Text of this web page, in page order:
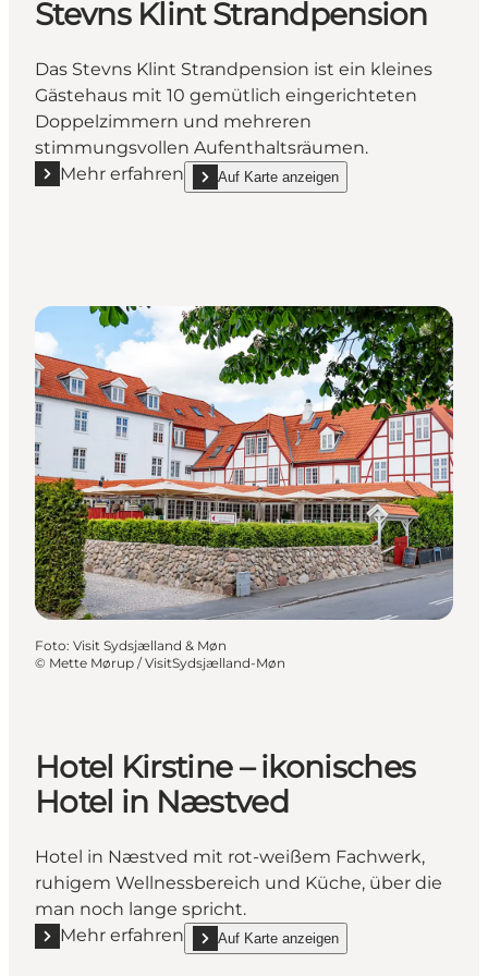
Stevns Klint Strandpension
Das Stevns Klint Strandpension ist ein kleines
Gästehaus mit 10 gemütlich eingerichteten
Doppelzimmern und mehreren
stimmungsvollen Aufenthaltsräumen.
Mehr erfahren
Mehr erfahren "Stevns Klint Strandpension"
Auf Karte anzeigen
show Stevns Klint Strandpension on_map
Foto: Visit Sydsjælland & Møn
© Mette Mørup / VisitSydsjælland-Møn
Hotel Kirstine – ikonisches
Hotel in Næstved
Hotel in Næstved mit rot-weißem Fachwerk,
ruhigem Wellnessbereich und Küche, über die
man noch lange spricht.
Mehr erfahren
Mehr erfahren "Hotel Kirstine – ikonisches Hotel in
Auf Karte anzeigen
show Hotel Kirstine – ikonisches Hotel in